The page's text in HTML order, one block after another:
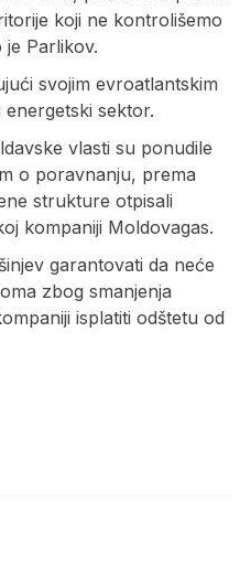
koji ne kontrolišemo
je Parlikov.
svojim evroatlantskim
sektor.
vlasti su ponudile
o poravnanju, prema
strukture otpisali
kompaniji Moldovagas.
garantovati da neće
zbog smanjenja
isplatiti odštetu od